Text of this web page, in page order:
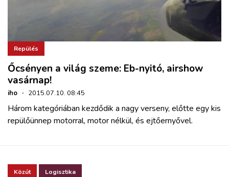
Repülés
Őcsényen a világ szeme: Eb-nyitó, airshow
vasárnap!
iho · 2015.07.10. 08:45
Három kategóriában kezdődik a nagy verseny, előtte egy kis
repülőünnep motorral, motor nélkül, és ejtőernyővel.
Közút Logisztika